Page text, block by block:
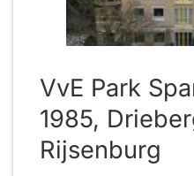
VvE Park
1985,
Rijsenburg